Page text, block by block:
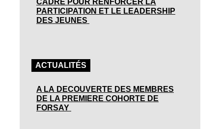
PARTICIPATION ET LE LEADERSHIP
DES JEUNES
ACTUALITÉS
A LA DECOUVERTE DES MEMBRES
DE LA PREMIERE COHORTE DE
FORSAY